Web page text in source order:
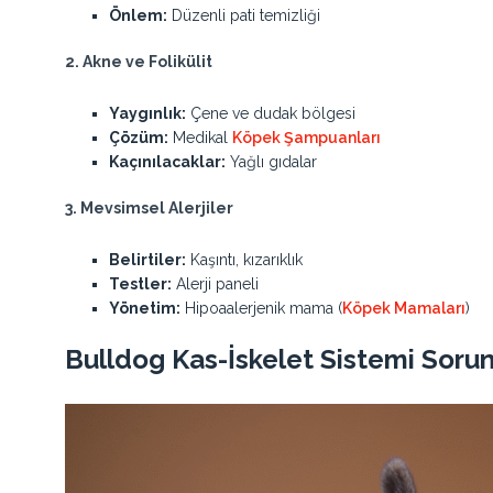
Önlem: Düzenli pati temizliği
2. Akne ve Folikülit
Yaygınlık: Çene ve dudak bölgesi
Çözüm: Medikal
Köpek Şampuanları
Kaçınılacaklar: Yağlı gıdalar
3. Mevsimsel Alerjiler
Belirtiler: Kaşıntı, kızarıklık
Testler: Alerji paneli
Yönetim: Hipoaalerjenik mama (Köpek Mamaları)
Bulldog Kas-İskelet Sistemi